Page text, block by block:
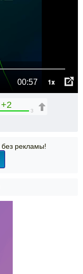
00:57 1x
+2
3
рекламы!